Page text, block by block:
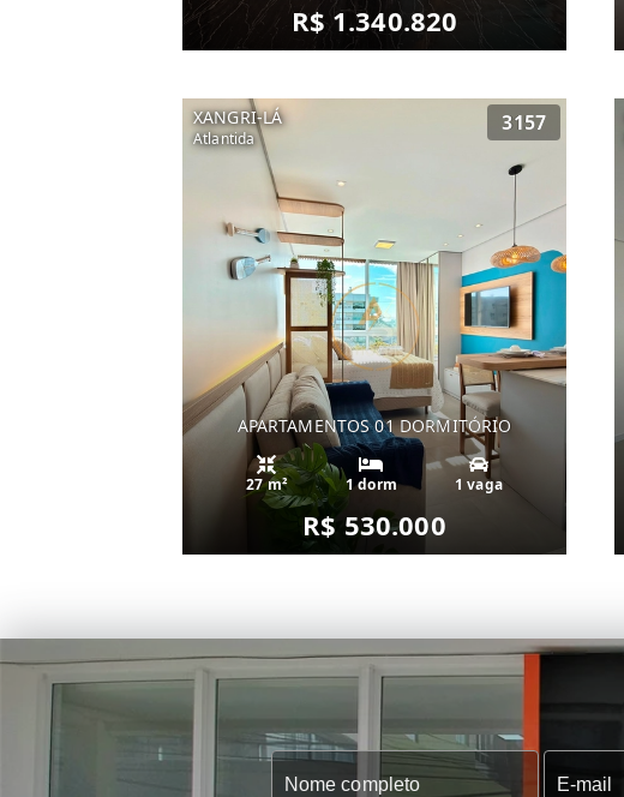
R$ 1.340.820
XANGRI-LÁ
Atlantida
3157
APARTAMENTOS 01 DORMITÓRIO
27 m² 1 dorm 1 vaga
R$ 530.000